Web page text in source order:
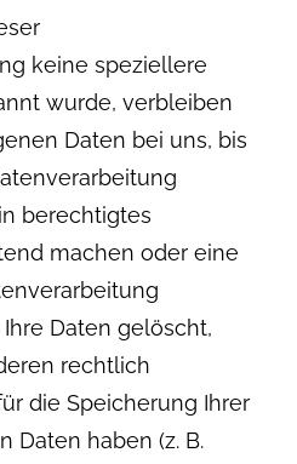
keine speziellere
wurde, verbleiben
Daten bei uns, bis
berechtigtes
machen oder eine
Daten gelöscht,
rechtlich
die Speicherung Ihrer
Daten haben (z. B.